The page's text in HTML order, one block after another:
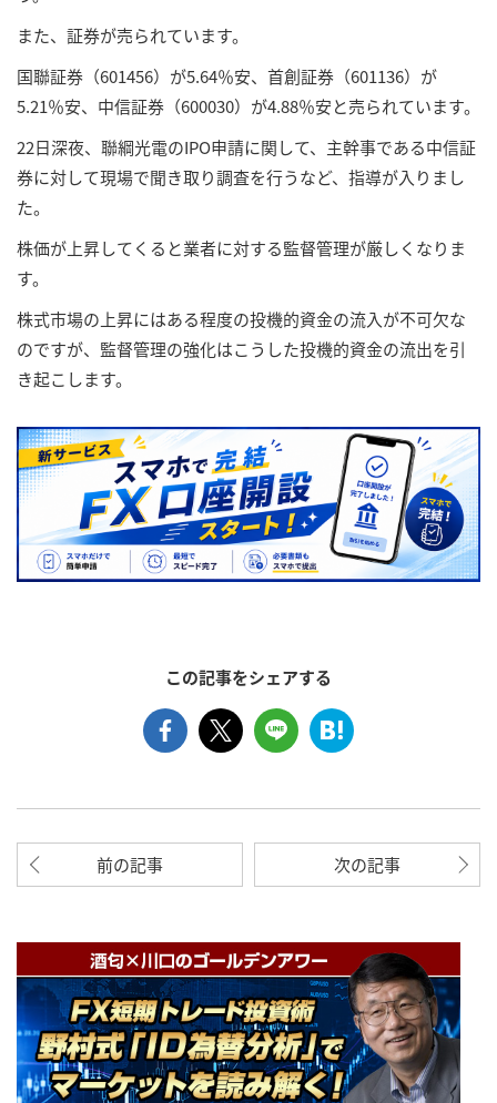
また、証券が売られています。
国聯証券（601456）が5.64％安、首創証券（601136）が
5.21％安、中信証券（600030）が4.88％安と売られています。
22日深夜、聯綱光電のIPO申請に関して、主幹事である中信証
券に対して現場で聞き取り調査を行うなど、指導が入りまし
た。
株価が上昇してくると業者に対する監督管理が厳しくなりま
す。
株式市場の上昇にはある程度の投機的資金の流入が不可欠な
のですが、監督管理の強化はこうした投機的資金の流出を引
き起こします。
この記事をシェアする
前の記事 次の記事